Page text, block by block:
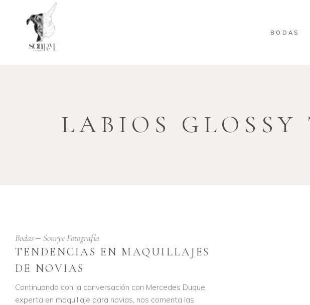
BODAS
LABIOS GLOSSY
Bodas Sonrye Fotografía
TENDENCIAS EN MAQUILLAJES
DE NOVIAS
Continuando con la conversación con Mercedes Duque,
experta en maquillaje para novias, nos comenta las